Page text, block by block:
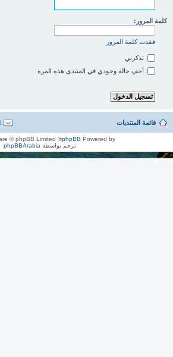
كلمة المرور:
فقدت كلمة المرور
تذكرني
أخفِ حالة وجودي في المنتدى هذه المرة
قائمة المنتديات
Powered by
phpBB
® Forum Software © phpBB Limited
ترجم بواسطة phpBBArabia